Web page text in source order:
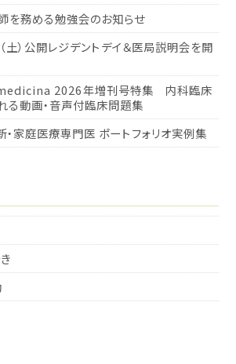
を務める勉強会のお知らせ
）公開レジデントデイ＆医局説明会を開
2026年増刊号特集 内科臨床
る動画・音声付臨床問題集
家庭医療専門医 ポートフォリオ実例集